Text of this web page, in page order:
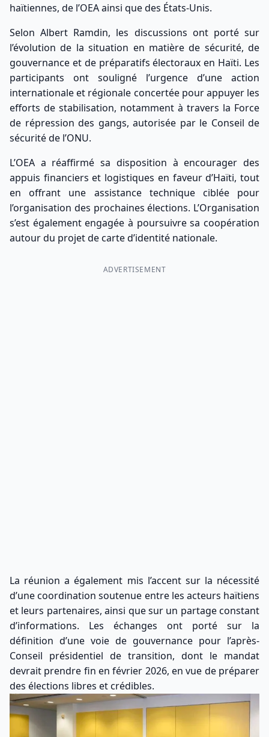
haïtiennes, de l’OEA ainsi que des États-Unis.
Selon Albert Ramdin, les discussions ont porté sur
l’évolution de la situation en matière de sécurité, de
gouvernance et de préparatifs électoraux en Haïti. Les
participants ont souligné l’urgence d’une action
internationale et régionale concertée pour appuyer les
efforts de stabilisation, notamment à travers la Force
de répression des gangs, autorisée par le Conseil de
sécurité de l’ONU.
L’OEA a réaffirmé sa disposition à encourager des
appuis financiers et logistiques en faveur d’Haïti, tout
en offrant une assistance technique ciblée pour
l’organisation des prochaines élections. L’Organisation
s’est également engagée à poursuivre sa coopération
autour du projet de carte d’identité nationale.
ADVERTISEMENT
La réunion a également mis l’accent sur la nécessité
d’une coordination soutenue entre les acteurs haïtiens
et leurs partenaires, ainsi que sur un partage constant
d’informations. Les échanges ont porté sur la
définition d’une voie de gouvernance pour l’après-
Conseil présidentiel de transition, dont le mandat
devrait prendre fin en février 2026, en vue de préparer
des élections libres et crédibles.